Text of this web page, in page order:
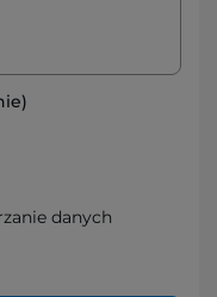
danych